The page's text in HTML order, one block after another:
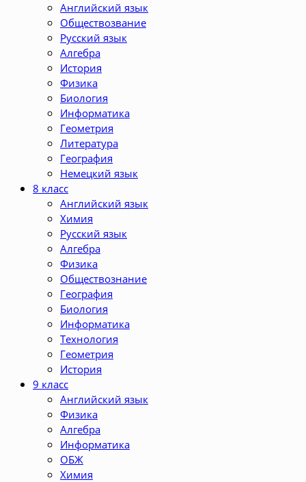
Английский язык
Обществозвание
Русский язык
Алгебра
История
Физика
Биология
Информатика
Геометрия
Литература
География
Немецкий язык
8 класс
Английский язык
Химия
Русский язык
Алгебра
Физика
Обществознание
География
Биология
Информатика
Технология
Геометрия
История
9 класс
Английский язык
Физика
Алгебра
Информатика
ОБЖ
Химия